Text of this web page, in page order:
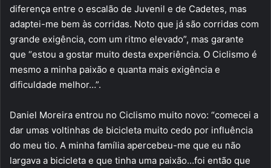
diferença entre o escalão de Juvenil e de Cadetes, mas
adaptei-me bem às corridas. Noto que já são corridas com
grande exigência, com um ritmo elevado”, mas garante
que “estou a gostar muito desta experiência. O Ciclismo é
mesmo a minha paixão e quanta mais exigência e
dificuldade melhor…”.
Daniel Moreira entrou no Ciclismo muito novo: “comecei a
dar umas voltinhas de bicicleta muito cedo por influência
do meu tio. A minha família apercebeu-me que eu não
largava a bicicleta e que tinha uma paixão…foi então que